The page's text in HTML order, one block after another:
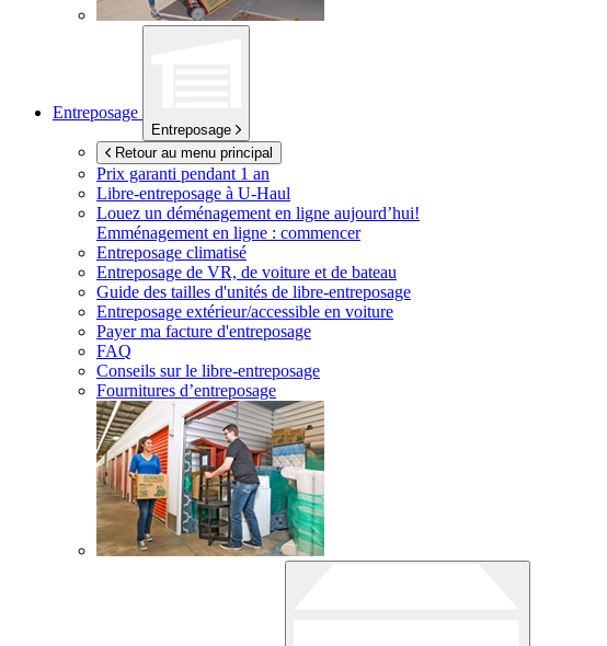
Entreposage
Entreposage
Retour au menu principal
Prix garanti pendant 1 an
Libre-entreposage à U-Haul
Louez un déménagement en ligne aujourd’hui!
Emménagement en ligne : commencer
Entreposage climatisé
Entreposage de VR, de voiture et de bateau
Guide des tailles d'unités de libre-entreposage
Entreposage extérieur/accessible en voiture
Payer ma facture d'entreposage
FAQ
Conseils sur le libre-entreposage
Fournitures d’entreposage